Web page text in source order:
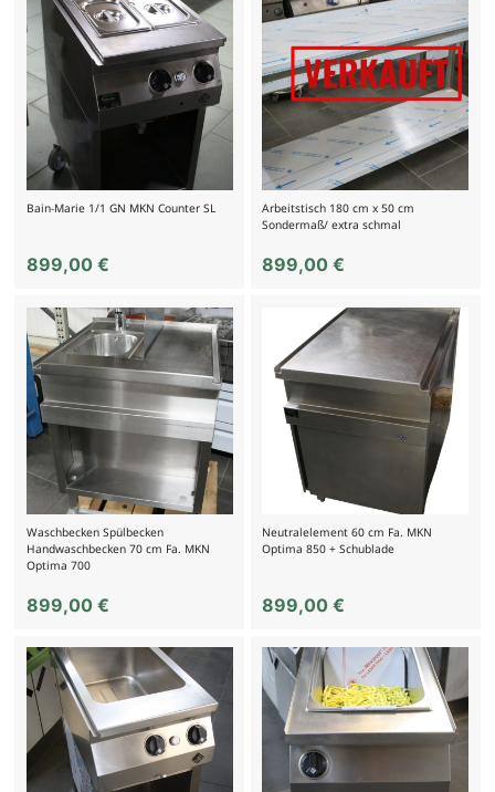
Bain-Marie 1/1 GN MKN Counter SL
899,00 €
Arbeitstisch 180 cm x 50 cm
Sondermaß/ extra schmal
899,00€
Waschbecken Spülbecken
Handwaschbecken 70 cm Fa. MKN
Optima 700
899,00 €
Neutralelement 60 cm Fa. MKN
Optima 850 + Schublade
899,00€